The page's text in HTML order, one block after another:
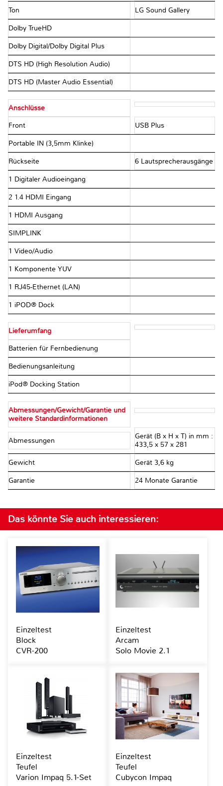
Ton LG Sound Gallery
Dolby TrueHD
Dolby Digital/Dolby Digital Plus
DTS HD (High Resolution Audio)
DTS HD (Master Audio Essential)
Anschlüsse
Front USB Plus
Portable IN (3,5mm Klinke)
Rückseite 6 Lautsprecherausgänge
1 Digitaler Audioeingang
2 1.4 HDMI Eingang
1 HDMI Ausgang
SIMPLINK
1 Video/Audio
1 Komponente YUV
1 RJ45-Ethernet (LAN)
1 iPOD® Dock
Lieferumfang
Batterien für Fernbedienung
Bedienungsanleitung
iPod® Docking Station
Abmessungen/Gewicht/Garantie und
weitere Standardinformationen
Abmessungen
Gerät (B x H x T) in mm :
433,5 x 57 x 281
Gewicht Gerät 3,6 kg
Garantie 24 Monate Garantie
Das könnte Sie auch interessieren:
Einzeltest
Block
CVR-200
Einzeltest
Arcam
Solo Movie 2.1
Einzeltest
Teufel
Varion Impaq 5.1-Set
Einzeltest
Teufel
Cubycon Impaq